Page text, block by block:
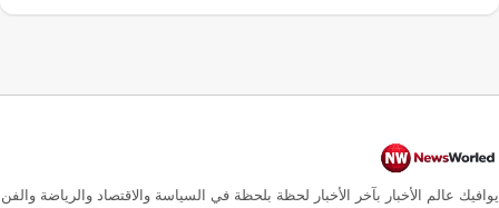
يوافيك عالم الأخبار بآخر الأخبار لحظة بلحظة في السياسة والاقتصاد والرياضة والفن